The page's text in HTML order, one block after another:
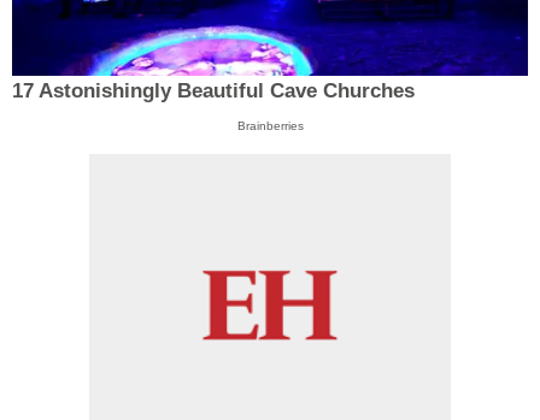
17 Astonishingly Beautiful Cave Churches
Brainberries